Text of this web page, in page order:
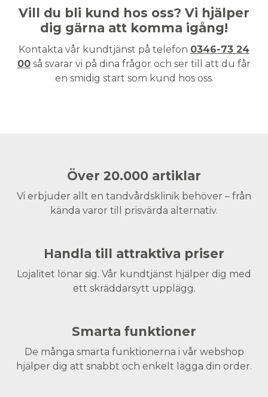
Vill du bli kund hos oss? Vi hjälper
dig gärna att komma igång!
Kontakta vår kundtjänst på telefon 0346-73 24
00 så svarar vi på dina frågor och ser till att du får
en smidig start som kund hos oss.
Över 20.000 artiklar
Vi erbjuder allt en tandvårdsklinik behöver – från
kända varor till prisvärda alternativ.
Handla till attraktiva priser
Lojalitet lönar sig. Vår kundtjänst hjälper dig med
ett skräddarsytt upplägg.
Smarta funktioner
De många smarta funktionerna i vår webshop
hjälper dig att snabbt och enkelt lägga din order.